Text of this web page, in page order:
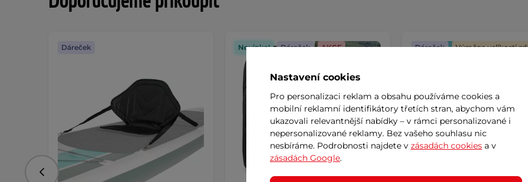
Dáreček Novinka! Dáreček AKCE Dáreček Výměna velikosti
Předchozí
Nastavení cookies
Pro personalizaci reklam a obsahu používáme cookies a
mobilní reklamní identifikátory třetích stran, abychom vám
ukazovali relevantnější nabídky – v rámci personalizované i
nepersonalizované reklamy. Bez vašeho souhlasu nic
nesbíráme. Podrobnosti najdete v zásadách cookies a v
zásadách Google.